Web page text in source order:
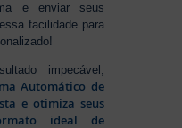
e enviar seus
facilidade para
impecável,
Automático de
e otimiza seus
ideal de